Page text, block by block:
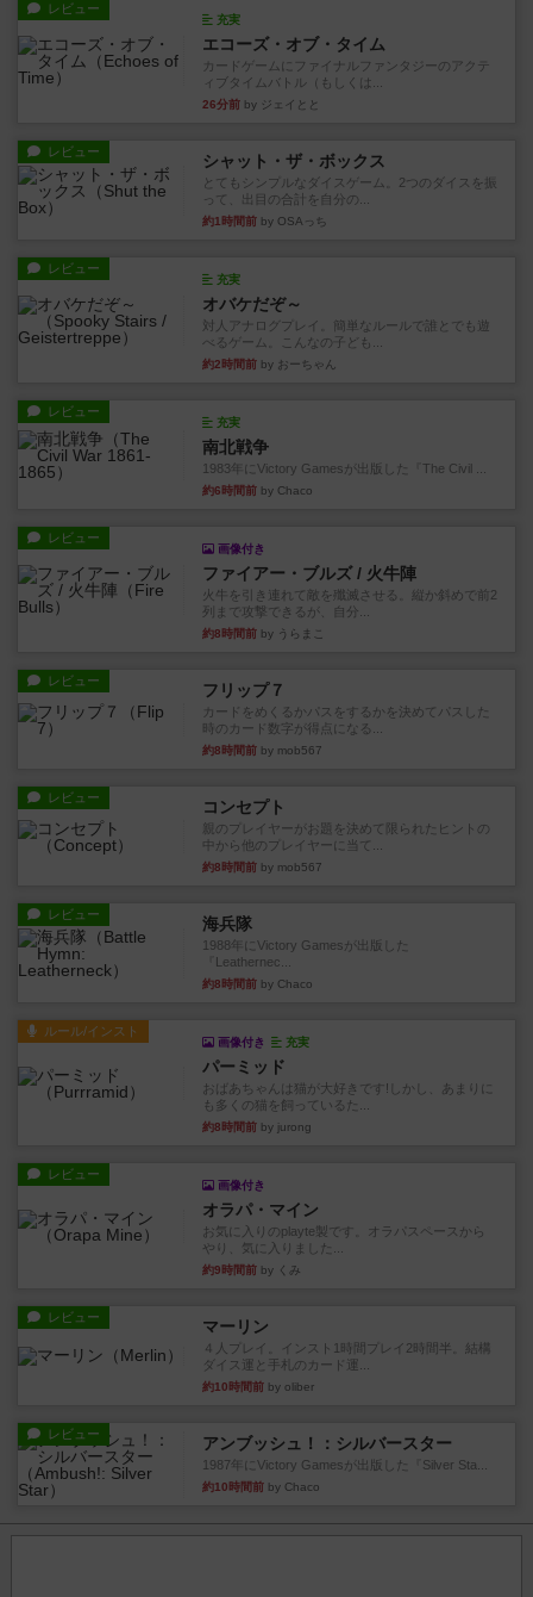
レビュー
充実
エコーズ・オブ・タイム
カードゲームにファイナルファンタジーのアクテ
ィブタイムバトル（もしくは...
26分前 by ジェイとと
レビュー シャット・ザ・ボックス
とてもシンプルなダイスゲーム。2つのダイスを振
って、出目の合計を自分の...
約1時間前 by OSAっち
レビュー
充実
オバケだぞ～
対人アナログプレイ。簡単なルールで誰とでも遊
べるゲーム。こんなの子ども...
約2時間前 by おーちゃん
レビュー
充実
南北戦争
1983年にVictory Gamesが出版した『The Civil ...
約6時間前 by Chaco
レビュー
画像付き
ファイアー・ブルズ / 火牛陣
火牛を引き連れて敵を殲滅させる。縦か斜めで前2
列まで攻撃できるが、自分...
約8時間前 by うらまこ
レビュー フリップ７
カードをめくるかパスをするかを決めてパスした
時のカード数字が得点になる...
約8時間前 by mob567
レビュー コンセプト
親のプレイヤーがお題を決めて限られたヒントの
中から他のプレイヤーに当て...
約8時間前 by mob567
レビュー 海兵隊
1988年にVictory Gamesが出版した
『Leathernec...
約8時間前 by Chaco
ルール/インスト
画像付き 充実
パーミッド
おばあちゃんは猫が大好きです!しかし、あまりに
も多くの猫を飼っているた...
約8時間前 by jurong
レビュー
画像付き
オラパ・マイン
お気に入りのplayte製です。オラパスペースから
やり、気に入りました...
約9時間前 by くみ
レビュー マーリン
４人プレイ。インスト1時間プレイ2時間半。結構
ダイス運と手札のカード運...
約10時間前 by oliber
レビュー アンブッシュ！：シルバースター
1987年にVictory Gamesが出版した『Silver Sta...
約10時間前 by Chaco